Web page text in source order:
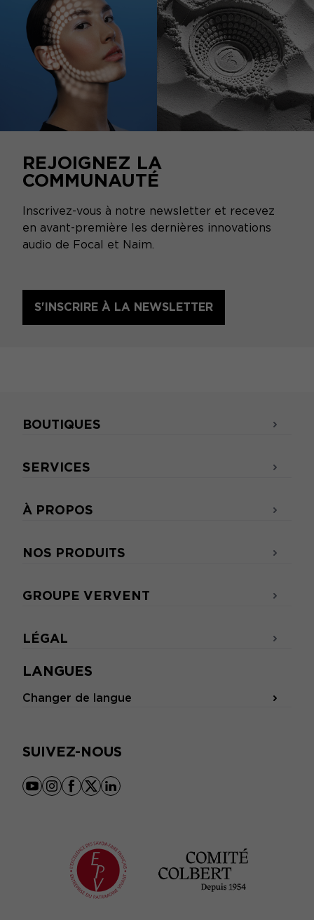
REJOIGNEZ LA
COMMUNAUTÉ
Inscrivez-vous à notre newsletter et recevez
en avant-première les dernières innovations
audio de Focal et Naim.
S'INSCRIRE À LA NEWSLETTER
LANGUES
Changer de langue
SUIVEZ-NOUS
youtube
instagram
facebook
x linkedin
BOUTIQUES
SERVICES
À PROPOS
NOS PRODUITS
GROUPE VERVENT
LÉGAL